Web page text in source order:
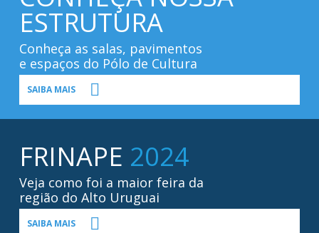
ESTRUTURA
Conheça as salas, pavimentos
e espaços do Pólo de Cultura
SAIBA MAIS
FRINAPE 2024
Veja como foi a maior feira da
região do Alto Uruguai
SAIBA MAIS